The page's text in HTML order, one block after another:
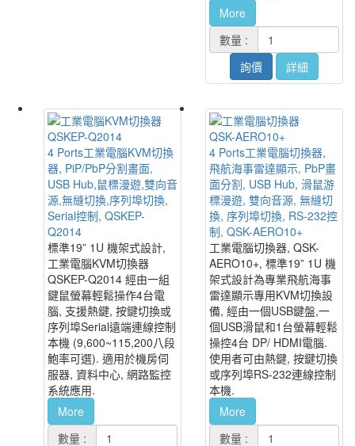
More
數量 :
詢價
詳細
QSKEP-Q2014
4 Ports工業電腦KVM切換
器, PiP/PbP分割畫面,
USB Hub,鼠標漫遊,雙向音
源,無縫切換,序列埠切換,
Serial控制, QSKEP-
Q2014
標準19” 1U 機架式設計,
工業電腦KVM切換器
QSKEP-Q2014 經由一組
鍵鼠螢幕輕鬆操作4台電
腦, 支援熱鍵, 按鍵切換或
序列埠Serial遠端連線控制
本機 (9,600~115,200八段
鮑率可選). 適用於機房伺
服器, 資料中心, 網路監控
系統應用.
More
數量 :
QSK-AERO10+
4 Ports工業電腦切換器,
飛航海事雷達顯示, PbP畫
面分割, USB Hub, 滑鼠游
標漫遊, 雙向音源, 無縫切
換, 序列埠切換, RS-232控
制, QSK-AERO10+
工業電腦切換器, QSK-
AERO10+, 標準19” 1U 機
架式設計為專業飛航海事
雷達顯示專用KVM切換設
備, 經由一個USB鍵盤,一
個USB滑鼠和1台螢幕輕鬆
操控4台 DP/ HDMI電腦.
使用者可由熱鍵, 按鍵切換
或序列埠RS-232連線控制
本機.
More
數量 :